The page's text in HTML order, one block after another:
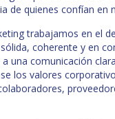
de quienes confían en
trabajamos en el
coherente y en
una comunicación
los valores